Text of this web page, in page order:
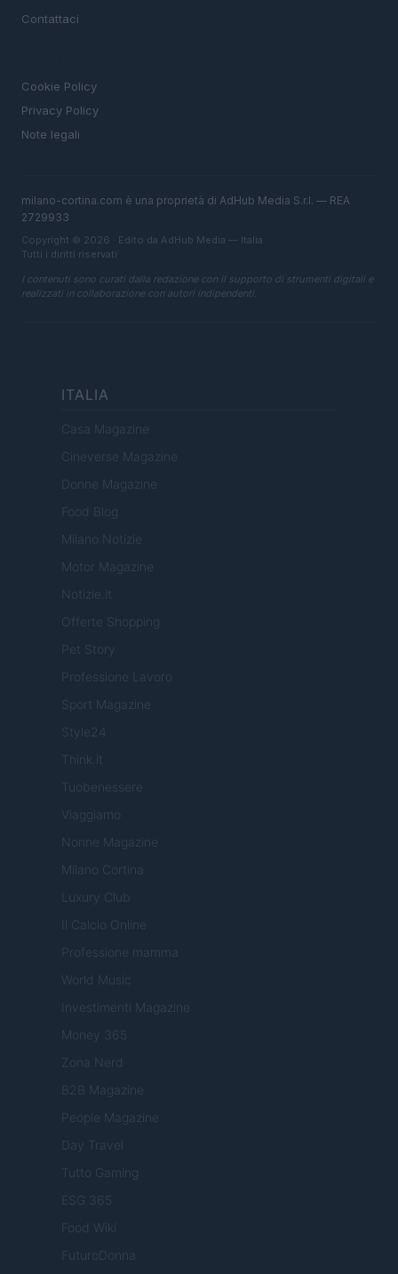
Contattaci
Cookie Policy
Privacy Policy
Note legali
milano-cortina.com è una proprietà di AdHub Media S.r.l. — REA
2729933
Copyright © 2026 · Edito da AdHub Media — Italia
Tutti i diritti riservati
I contenuti sono curati dalla redazione con il supporto di strumenti digitali e
realizzati in collaborazione con autori indipendenti.
ITALIA
Casa Magazine
Cineverse Magazine
Donne Magazine
Food Blog
Milano Notizie
Motor Magazine
Notizie.it
Offerte Shopping
Pet Story
Professione Lavoro
Sport Magazine
Style24
Think.it
Tuobenessere
Viaggiamo
Nonne Magazine
Milano Cortina
Luxury Club
Il Calcio Online
Professione mamma
World Music
Investimenti Magazine
Money 365
Zona Nerd
B2B Magazine
People Magazine
Day Travel
Tutto Gaming
ESG 365
Food Wiki
FuturoDonna